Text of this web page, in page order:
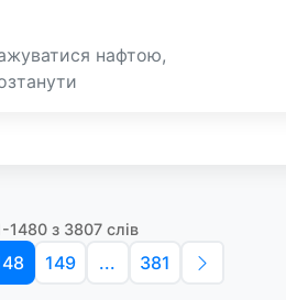
нафтою,
1480 з 3807 слів
149 ... 381